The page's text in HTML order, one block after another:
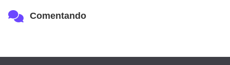
Comentando